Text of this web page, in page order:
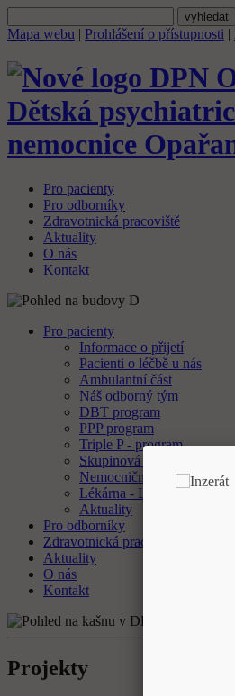
Mapa webu | Prohlášení o přístupnosti |
Dětská
nemocnice
Pro pacienty
Pro odborníky
Zdravotnická pracoviště
Aktuality
O nás
Kontakt
Pro pacienty
Informace o přijetí
Pacienti o léčbě u nás
Ambulantní část
Náš odborný tým
DBT program
PPP program
Triple P - program
Skupinová psychoterapie
Nemocniční ombudsman
Lékárna - Laboratoř
Aktuality
Pro odborníky
Zdravotnická pracoviště
Aktuality
O nás
Kontakt
Projekty